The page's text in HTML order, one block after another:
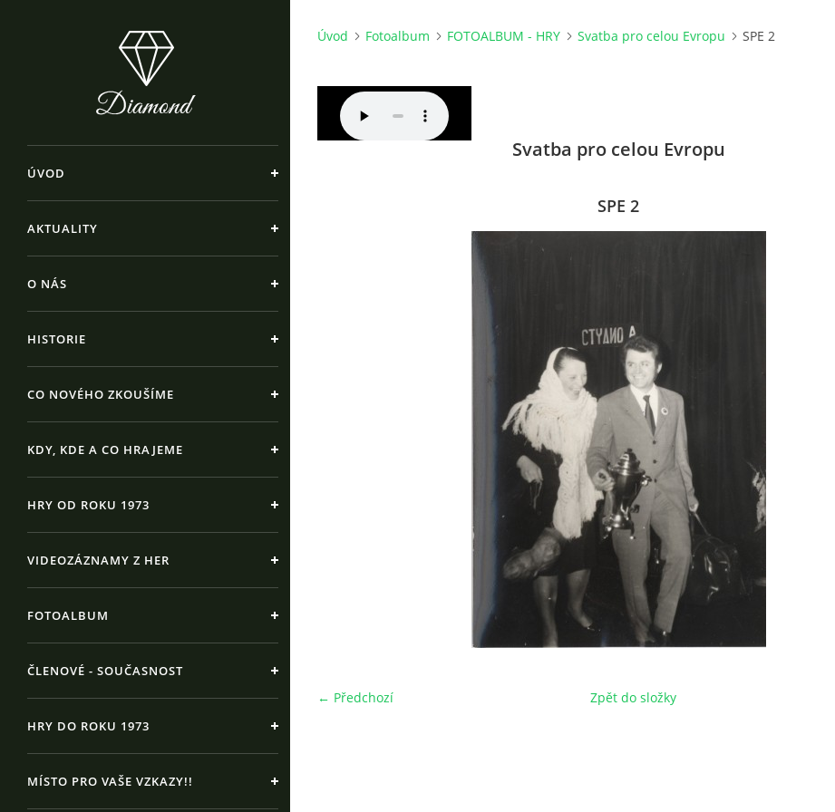
ÚVOD
AKTUALITY
O NÁS
HISTORIE
CO NOVÉHO ZKOUŠÍME
KDY, KDE A CO HRAJEME
HRY OD ROKU 1973
VIDEOZÁZNAMY Z HER
FOTOALBUM
ČLENOVÉ - SOUČASNOST
HRY DO ROKU 1973
MÍSTO PRO VAŠE VZKAZY!!
Úvod Fotoalbum FOTOALBUM - HRY Svatba pro celou Evropu SPE 2
Svatba pro celou Evropu
SPE 2
← Předchozí Zpět do složky